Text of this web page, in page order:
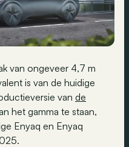
van ongeveer 4,7 m
is van de huidige
van de
het gamma te staan,
Enyaq en Enyaq